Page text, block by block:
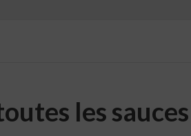
les sauces